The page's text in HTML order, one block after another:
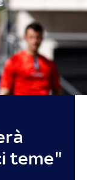
teme"